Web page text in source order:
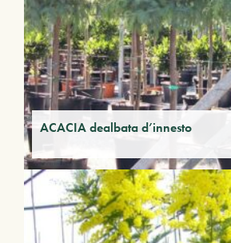
ACACIA dealbata d’innesto